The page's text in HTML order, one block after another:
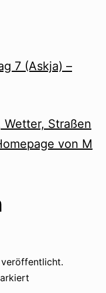
7 (Askja) –
Wetter, Straßen
von M